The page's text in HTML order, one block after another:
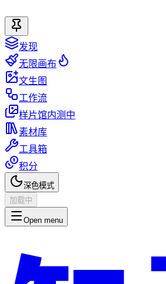
发现
无限画布
文生图
工作流
样片馆内测中
素材库
工具箱
积分
深色模式
加载中
Open menu